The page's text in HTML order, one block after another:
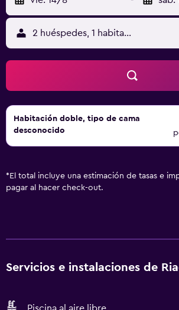
2 huéspedes, 1 habitación
Habitación doble, tipo de cama
desconocido
* El total incluye una estimación de tasas e
pagar al hacer check-out.
Servicios e instalaciones de